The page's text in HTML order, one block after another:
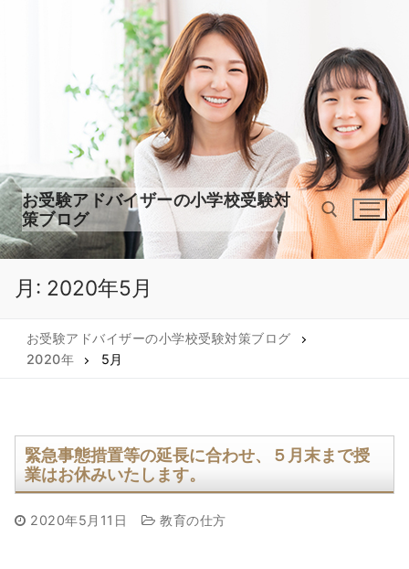
キ
ッ
プ
お受験アドバイザーの小学校受験対
策ブログ
月: 2020年5月
お受験アドバイザーの小学校受験対策ブログ
2020年
5月
緊急事態措置等の延長に合わせ、５月末まで授
業はお休みいたします。
2020年5月11日 教育の仕方